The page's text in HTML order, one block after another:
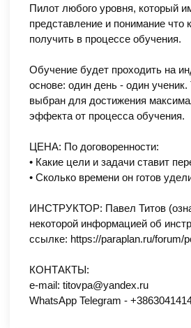
Пилот любого уровня, который
представление и понимание что
получить в процессе обучения.
Обучение будет проходить на
основе: один день - один ученик.
выбран для достижения
эффекта от процесса обучения.
ЦЕНА: По договоренности:
• Какие цели и задачи ставит
• Сколько времени он готов
ИНСТРУКТОР: Павел Титов
некоторой информацией об
ссылке: https://paraplan.ru/forum/
КОНТАКТЫ:
e-mail: titovpa@yandex.ru
WhatsApp Telegram -